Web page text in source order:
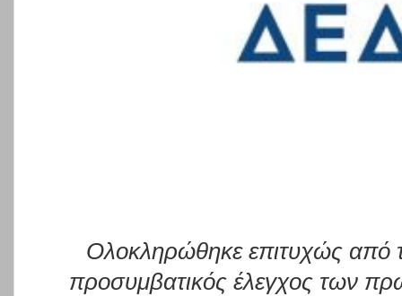
Ολοκληρώθηκε επιτυχώς από
προσυμβατικός έλεγχος των